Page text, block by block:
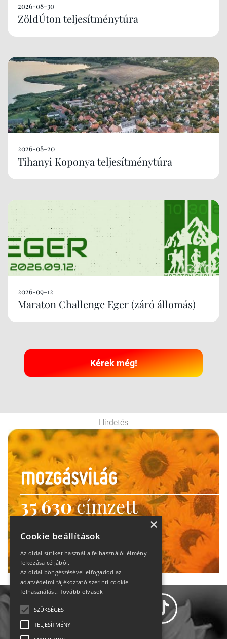
2026-08-30
ZöldÚton teljesítménytúra
2026-08-20
Tihanyi Koponya teljesítménytúra
2026-09-12
Maraton Challenge Eger (záró állomás)
Kérek még!
Hirdetés
35 630címzett
heti motiváció
Ne maradj le!
×
Cookie beállítások
Az oldal sütiket használ a felhasználói élmény
fokozása céljából.
Az oldal böngészésével elfogadod az
adatvédelmi tájékoztató szerinti cookie
felhasználást. Tovább olvasok
SZÜKSÉGES
TELJESÍTMÉNY